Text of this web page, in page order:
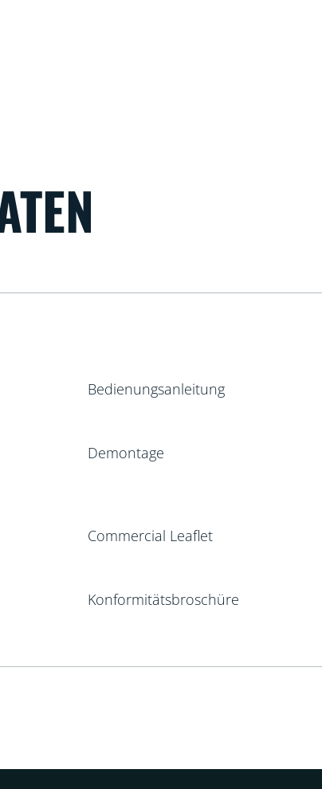
Bedienungsanleitung
Demontage
Commercial Leaflet
Konformitätsbroschüre